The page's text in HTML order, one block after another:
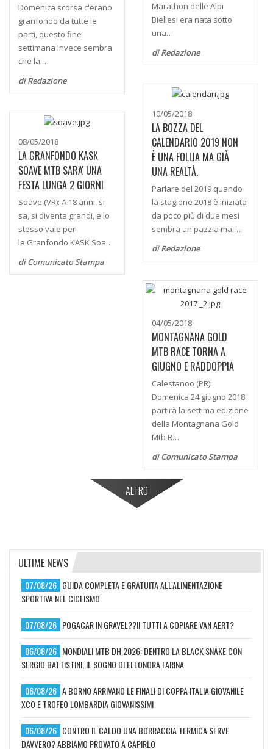
Marathon delle Alpi
Biellesi era nata sotto
una…
di Redazione
Domenica scorsa c'erano
granfondo da tutte le
parti, questo fine
settimana invece sembra
che la …
di Redazione
10/05/2018
LA BOZZA DEL
CALENDARIO 2019 NON
È UNA FOLLIA MA GIÀ
UNA REALTÀ.
Parlare del 2019 quando
la stagione 2018 è iniziata
da poco più di due mesi
sembra un pazzia ma …
di Redazione
08/05/2018
LA GRANFONDO KASK
SOAVE MTB SARA' UNA
FESTA LUNGA 2 GIORNI
Soave (VR): A 18 anni, si
sa, si diventa grandi, e lo
stesso vale per
la Granfondo KASK Soa…
di Comunicato Stampa
04/05/2018
MONTAGNANA GOLD
MTB RACE TORNA A
GIUGNO E RADDOPPIA
Calestanoo (PR):
Domenica 24 giugno 2018
partirà la settima edizione
della Montagnana Gold
Mtb R…
di Comunicato Stampa
ALTRO
ULTIME NEWS
07/08/26 GUIDA COMPLETA E GRATUITA ALL'ALIMENTAZIONE
SPORTIVA NEL CICLISMO
07/08/26 POGACAR IN GRAVEL??!! TUTTI A COPIARE VAN AERT?
06/08/26 MONDIALI MTB DH 2026: DENTRO LA BLACK SNAKE CON
SERGIO BATTISTINI, IL SOGNO DI ELEONORA FARINA
06/08/26 A BORNO ARRIVANO LE FINALI DI COPPA ITALIA GIOVANILE
XCO E TROFEO LOMBARDIA GIOVANISSIMI
06/08/26 CONTRO IL CALDO UNA BORRACCIA TERMICA SERVE
DAVVERO? ABBIAMO PROVATO A CAPIRLO